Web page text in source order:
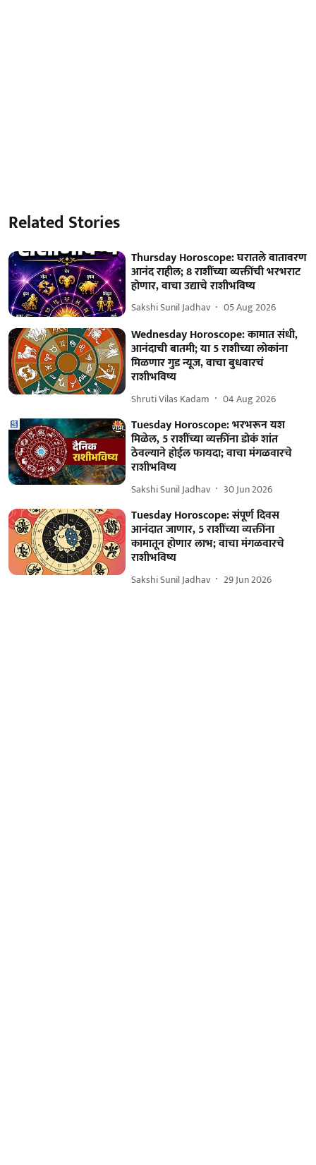
Related Stories
Thursday Horoscope: घरातले वातावरण
आनंद राहील; 8 राशींच्या व्यक्तींची भरभराट
होणार, वाचा उद्याचे राशीभविष्य
Sakshi Sunil Jadhav 05 Aug 2026
Wednesday Horoscope: कामात संधी,
आनंदाची बातमी; या 5 राशीच्या लोकांना
मिळणार गुड न्यूज, वाचा बुधवारचं
राशीभविष्य
Shruti Vilas Kadam 04 Aug 2026
Tuesday Horoscope: भरभरून यश
मिळेल, 5 राशींच्या व्यक्तींना डोकं शांत
ठेवल्याने होईल फायदा; वाचा मंगळवारचे
राशीभविष्य
Sakshi Sunil Jadhav 30 Jun 2026
Tuesday Horoscope: संपूर्ण दिवस
आनंदात जाणार, 5 राशींच्या व्यक्तींना
कामातून होणार लाभ; वाचा मंगळवारचे
राशीभविष्य
Sakshi Sunil Jadhav 29 Jun 2026